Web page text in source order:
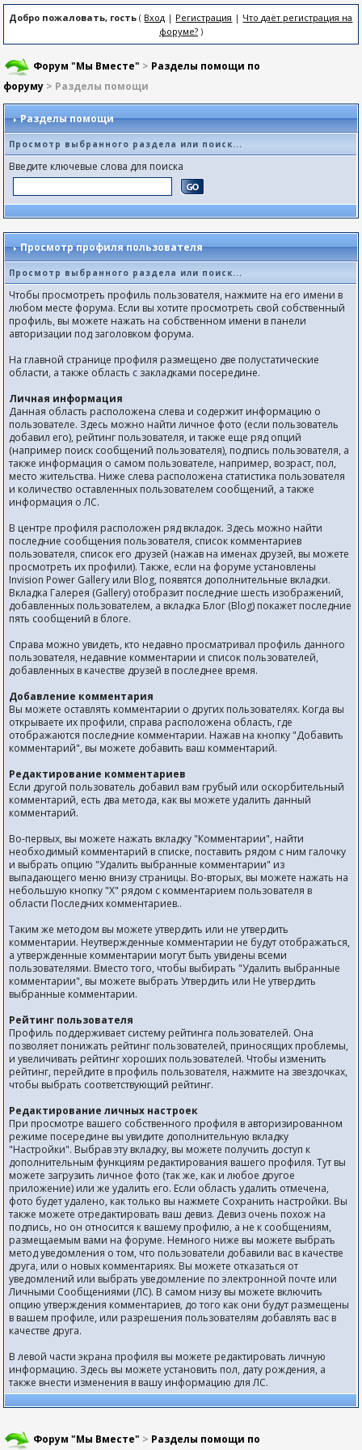
Добро пожаловать, гость ( Вход | Регистрация | Что даёт регистрация на
форуме?)
Форум "Мы Вместе" > Разделы помощи по
форуму > Разделы помощи
Разделы помощи
Просмотр выбранного раздела или поиск...
Введите ключевые слова для поиска
Просмотр профиля пользователя
Просмотр выбранного раздела или поиск...
Чтобы просмотреть профиль пользователя, нажмите на его имени в
любом месте форума. Если вы хотите просмотреть свой собственный
профиль, вы можете нажать на собственном имени в панели
авторизации под заголовком форума.
На главной странице профиля размещено две полустатические
области, а также область с закладками посередине.
Личная информация
Данная область расположена слева и содержит информацию о
пользователе. Здесь можно найти личное фото (если пользователь
добавил его), рейтинг пользователя, и также еще ряд опций
(например поиск сообщений пользователя), подпись пользователя, а
также информация о самом пользователе, например, возраст, пол,
место жительства. Ниже слева расположена статистика пользователя
и количество оставленных пользователем сообщений, а также
информация о ЛС.
В центре профиля расположен ряд вкладок. Здесь можно найти
последние сообщения пользователя, список комментариев
пользователя, список его друзей (нажав на именах друзей, вы можете
просмотреть их профили). Также, если на форуме установлены
Invision Power Gallery или Blog, появятся дополнительные вкладки.
Вкладка Галерея (Gallery) отобразит последние шесть изображений,
добавленных пользователем, а вкладка Блог (Blog) покажет последние
пять сообщений в блоге.
Справа можно увидеть, кто недавно просматривал профиль данного
пользователя, недавние комментарии и список пользователей,
добавленных в качестве друзей в последнее время.
Добавление комментария
Вы можете оставлять комментарии о других пользователях. Когда вы
открываете их профили, справа расположена область, где
отображаются последние комментарии. Нажав на кнопку "Добавить
комментарий", вы можете добавить ваш комментарий.
Редактирование комментариев
Если другой пользователь добавил вам грубый или оскорбительный
комментарий, есть два метода, как вы можете удалить данный
комментарий.
Во-первых, вы можете нажать вкладку "Комментарии", найти
необходимый комментарий в списке, поставить рядом с ним галочку
и выбрать опцию "Удалить выбранные комментарии" из
выпадающего меню внизу страницы. Во-вторых, вы можете нажать на
небольшую кнопку "Х" рядом с комментарием пользователя в
области Последних комментариев..
Таким же методом вы можете утвердить или не утвердить
комментарии. Неутвержденные комментарии не будут отображаться,
а утвержденные комментарии могут быть увидены всеми
пользователями. Вместо того, чтобы выбирать "Удалить выбранные
комментарии", вы можете выбрать Утвердить или Не утвердить
выбранные комментарии.
Рейтинг пользователя
Профиль поддерживает систему рейтинга пользователей. Она
позволяет понижать рейтинг пользователей, приносящих проблемы,
и увеличивать рейтинг хороших пользователей. Чтобы изменить
рейтинг, перейдите в профиль пользователя, нажмите на звездочках,
чтобы выбрать соответствующий рейтинг.
Редактирование личных настроек
При просмотре вашего собственного профиля в авторизированном
режиме посередине вы увидите дополнительную вкладку
"Настройки". Выбрав эту вкладку, вы можете получить доступ к
дополнительным функциям редактирования вашего профиля. Тут вы
можете загрузить личное фото (так же, как и любое другое
приложение) или же удалить его. Если область удалить отмечена,
фото будет удалено, как только вы нажмете Сохранить настройки. Вы
также можете отредактировать ваш девиз. Девиз очень похож на
подпись, но он относится к вашему профилю, а не к сообщениям,
размещаемым вами на форуме. Немного ниже вы можете выбрать
метод уведомления о том, что пользователи добавили вас в качестве
друга, или о новых комментариях. Вы можете отказаться от
уведомлений или выбрать уведомление по электронной почте или
Личными Сообщениями (ЛС). В самом низу вы можете включить
опцию утверждения комментариев, до того как они будут размещены
в вашем профиле, или разрешения пользователям добавлять вас в
качестве друга.
В левой части экрана профиля вы можете редактировать личную
информацию. Здесь вы можете установить пол, дату рождения, а
также внести изменения в вашу информацию для ЛС.
Форум "Мы Вместе" > Разделы помощи по